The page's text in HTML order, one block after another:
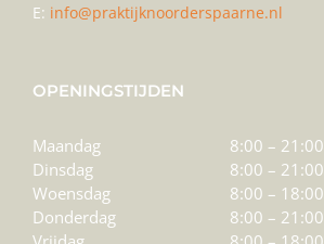
E: info@praktijknoorderspaarne.nl
OPENINGSTIJDEN
Maandag
8:00 – 21:00
Dinsdag
8:00 – 21:00
Woensdag
8:00 – 18:00
Donderdag
8:00 – 21:00